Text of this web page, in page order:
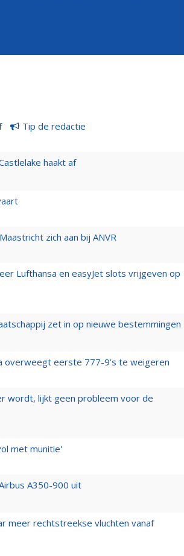
Tip de redactie
haakt af
zich aan bij ANVR
Lufthansa en easyJet slots vrijgeven op
zet in op nieuwe bestemmingen
overweegt eerste 777-9’s te weigeren
wordt, lijkt geen probleem voor de
met munitie'
A350-900 uit
meer rechtstreekse vluchten vanaf